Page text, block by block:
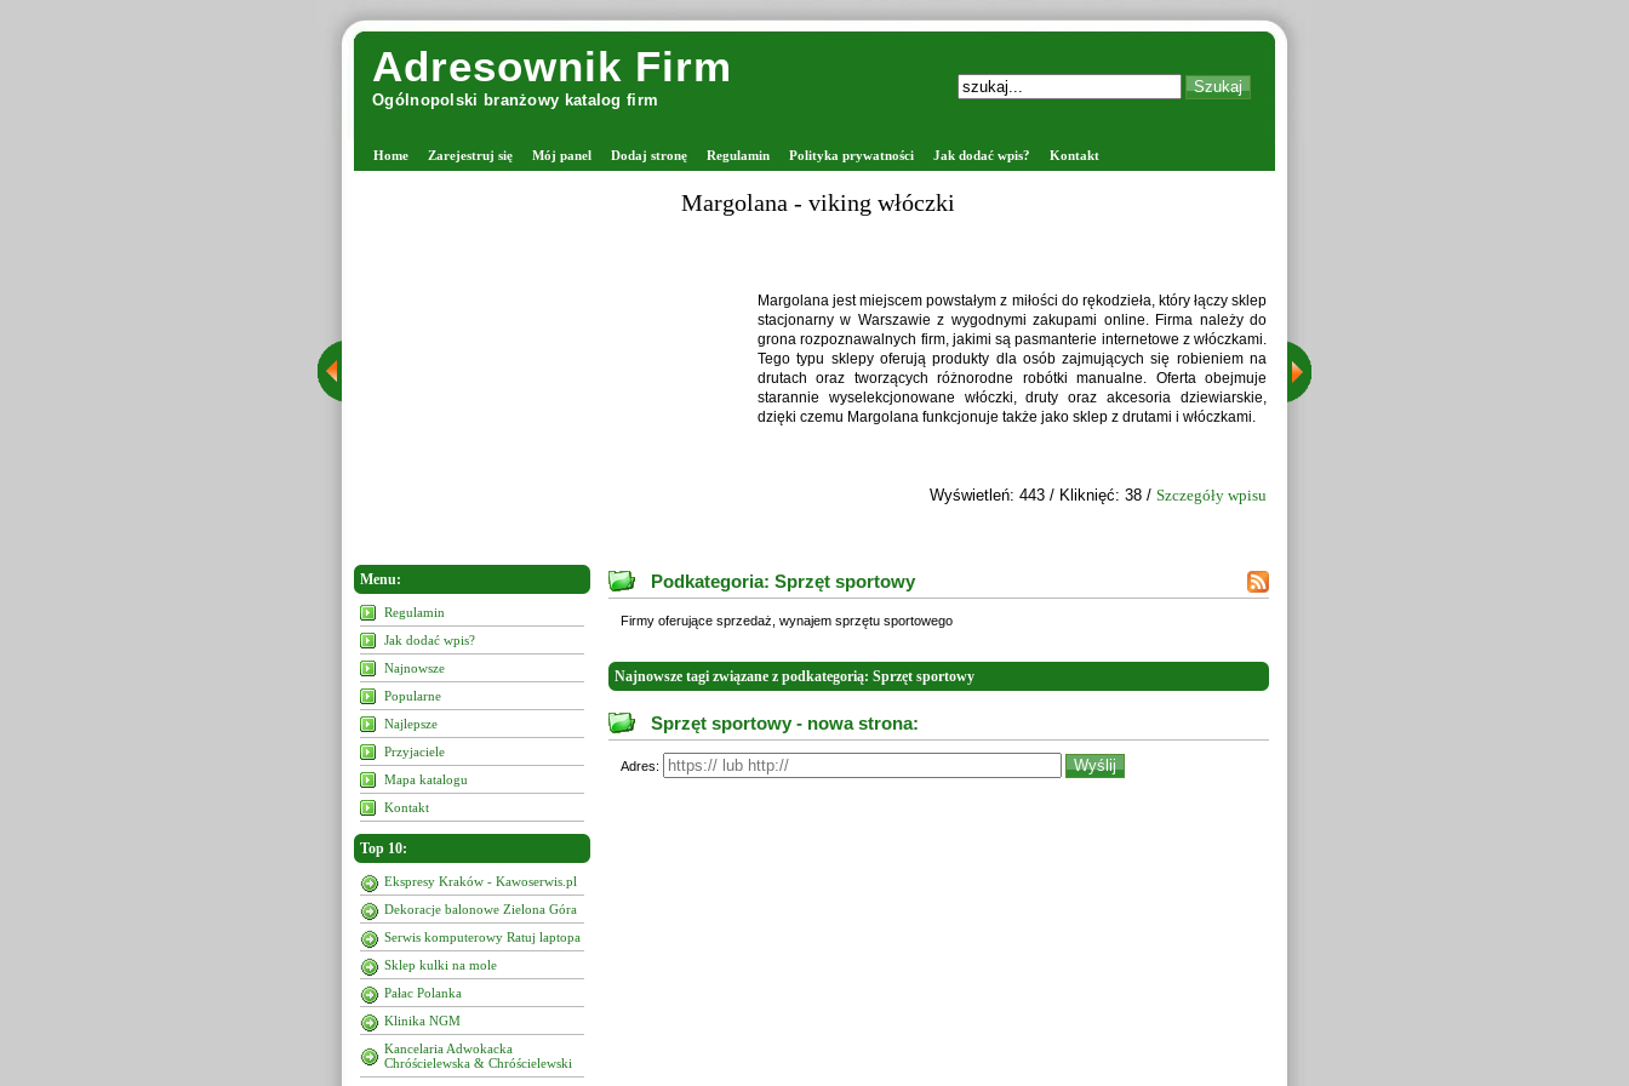
Adresownik Firm
Ogólnopolski branżowy katalog firm
Home Zarejestruj się Mój panel Dodaj stronę Regulamin Polityka prywatności Jak dodać wpis? Kontakt
Margolana - viking włóczki
Margolana jest miejscem powstałym z miłości do rękodzieła, który łączy sklep
stacjonarny w Warszawie z wygodnymi zakupami online. Firma należy do
grona rozpoznawalnych firm, jakimi są pasmanterie internetowe z włóczkami.
Tego typu sklepy oferują produkty dla osób zajmujących się robieniem na
drutach oraz tworzących różnorodne robótki manualne. Oferta obejmuje
starannie wyselekcjonowane włóczki, druty oraz akcesoria dziewiarskie,
dzięki czemu Margolana funkcjonuje także jako sklep z drutami i włóczkami.
Wyświetleń: 443 / Kliknięć: 38 / Szczegóły wpisu
Menu:
Regulamin
Jak dodać wpis?
Najnowsze
Popularne
Najlepsze
Przyjaciele
Mapa katalogu
Kontakt
Top 10:
Ekspresy Kraków - Kawoserwis.pl
Dekoracje balonowe Zielona Góra
Serwis komputerowy Ratuj laptopa
Sklep kulki na mole
Pałac Polanka
Klinika NGM
Kancelaria Adwokacka
Chróścielewska & Chróścielewski
Podkategoria: Sprzęt sportowy
Firmy oferujące sprzedaż, wynajem sprzętu sportowego
Najnowsze tagi związane z podkategorią: Sprzęt sportowy
Sprzęt sportowy - nowa strona:
Adres: